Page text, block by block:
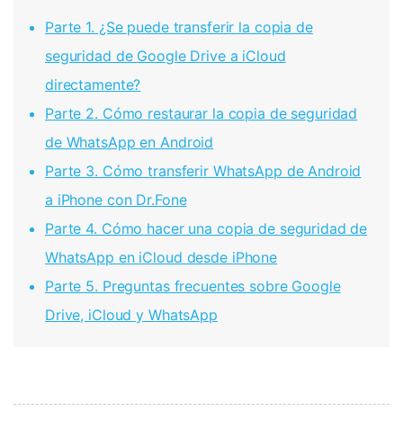
Parte 1. ¿Se puede transferir la copia de
seguridad de Google Drive a iCloud
directamente?
Parte 2. Cómo restaurar la copia de seguridad
de WhatsApp en Android
Parte 3. Cómo transferir WhatsApp de Android
a iPhone con Dr.Fone
Parte 4. Cómo hacer una copia de seguridad de
WhatsApp en iCloud desde iPhone
Parte 5. Preguntas frecuentes sobre Google
Drive, iCloud y WhatsApp